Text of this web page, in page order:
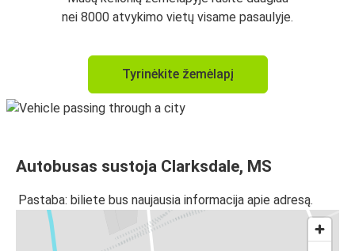
nei 8000 atvykimo vietų visame pasaulyje.
Tyrinėkite žemėlapį
Autobusas sustoja Clarksdale, MS
Pastaba: biliete bus naujausia informacija apie adresą.